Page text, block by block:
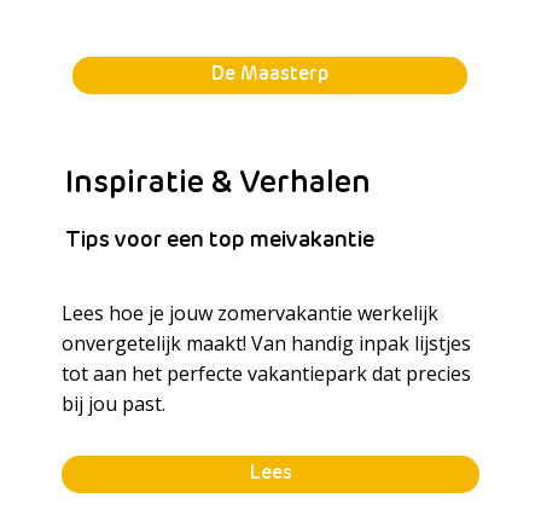
De Maasterp
Inspiratie & Verhalen
Tips voor een top meivakantie
Lees hoe je jouw zomervakantie werkelijk
onvergetelijk maakt! Van handig inpak lijstjes
tot aan het perfecte vakantiepark dat precies
bij jou past.
Lees